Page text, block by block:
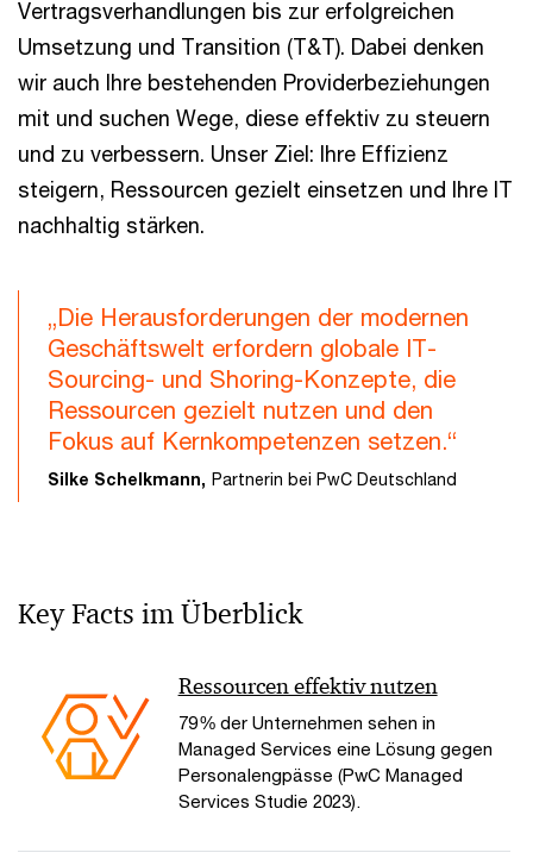
Vertragsverhandlungen bis zur erfolgreichen
Umsetzung und Transition (T&T). Dabei denken
wir auch Ihre bestehenden Providerbeziehungen
mit und suchen Wege, diese effektiv zu steuern
und zu verbessern. Unser Ziel: Ihre Effizienz
steigern, Ressourcen gezielt einsetzen und Ihre IT
nachhaltig stärken.
„Die Herausforderungen der modernen
Geschäftswelt erfordern globale IT-
Sourcing- und Shoring-Konzepte, die
Ressourcen gezielt nutzen und den
Fokus auf Kernkompetenzen setzen.“
Silke Schelkmann, Partnerin bei PwC Deutschland
Key Facts im Überblick
Ressourcen effektiv nutzen
79 % der Unternehmen sehen in
Managed Services eine Lösung gegen
Personalengpässe (PwC Managed
Services Studie 2023).